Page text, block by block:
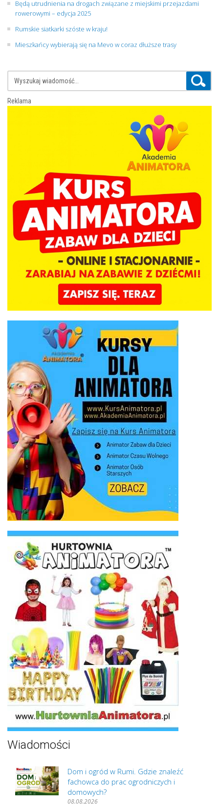
Będą utrudnienia na drogach związane z miejskimi przejazdami
rowerowymi – edycja 2025
Rumskie siatkarki szóste w kraju!
Mieszkańcy wybierają się na Mevo w coraz dłuższe trasy
Reklama
Wiadomości
Dom i ogród w Rumi. Gdzie znaleźć
fachowca do prac ogrodniczych i
domowych?
08.08.2026